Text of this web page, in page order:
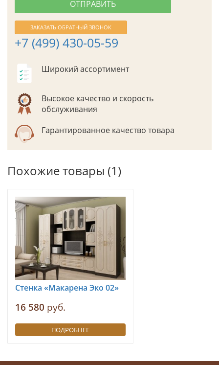
ЗАКАЗАТЬ ОБРАТНЫЙ ЗВОНОК
+7 (499) 430-05-59
Широкий ассортимент
Высокое качество и скорость
обслуживания
Гарантированное качество товара
Похожие товары (1)
Стенка «Макарена Эко 02»
16 580 руб.
ПОДРОБНЕЕ